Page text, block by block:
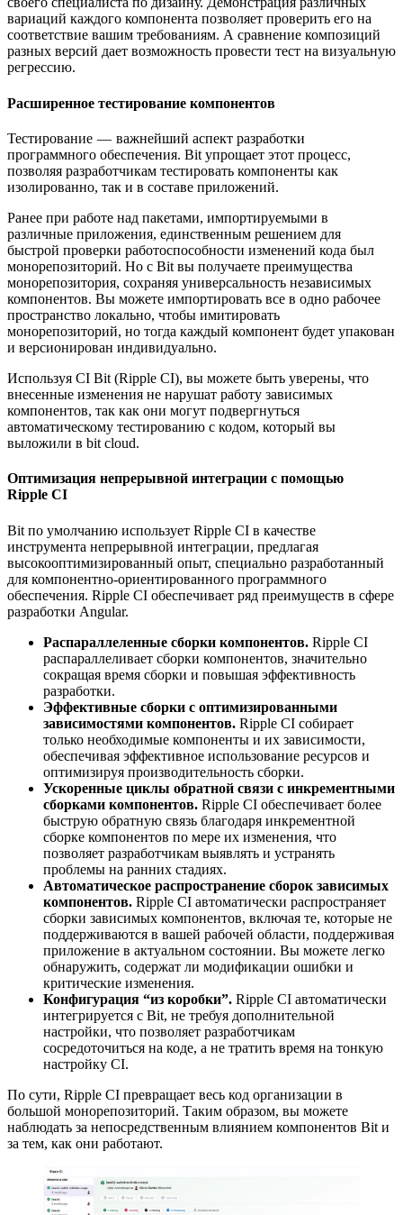
вариаций каждого компонента позволяет проверить его на
соответствие вашим требованиям. А сравнение композиций
разных версий дает возможность провести тест на визуальную
регрессию.
Расширенное тестирование компонентов
Тестирование — важнейший аспект разработки
программного обеспечения. Bit упрощает этот процесс,
позволяя разработчикам тестировать компоненты как
изолированно, так и в составе приложений.
Ранее при работе над пакетами, импортируемыми в
различные приложения, единственным решением для
быстрой проверки работоспособности изменений кода был
монорепозиторий. Но с Bit вы получаете преимущества
монорепозитория, сохраняя универсальность независимых
компонентов. Вы можете импортировать все в одно рабочее
пространство локально, чтобы имитировать
монорепозиторий, но тогда каждый компонент будет упакован
и версионирован индивидуально.
Используя CI Bit (Ripple CI), вы можете быть уверены, что
внесенные изменения не нарушат работу зависимых
компонентов, так как они могут подвергнуться
автоматическому тестированию с кодом, который вы
выложили в bit cloud.
Оптимизация непрерывной интеграции с помощью
Ripple CI
Bit по умолчанию использует Ripple CI в качестве
инструмента непрерывной интеграции, предлагая
высокооптимизированный опыт, специально разработанный
для компонентно-ориентированного программного
обеспечения. Ripple CI обеспечивает ряд преимуществ в сфере
разработки Angular.
Распараллеленные сборки компонентов. Ripple CI
распараллеливает сборки компонентов, значительно
сокращая время сборки и повышая эффективность
разработки.
Эффективные сборки с оптимизированными
зависимостями компонентов. Ripple CI собирает
только необходимые компоненты и их зависимости,
обеспечивая эффективное использование ресурсов и
оптимизируя производительность сборки.
Ускоренные циклы обратной связи с инкрементными
сборками компонентов. Ripple CI обеспечивает более
быструю обратную связь благодаря инкрементной
сборке компонентов по мере их изменения, что
позволяет разработчикам выявлять и устранять
проблемы на ранних стадиях.
Автоматическое распространение сборок зависимых
компонентов. Ripple CI автоматически распространяет
сборки зависимых компонентов, включая те, которые не
поддерживаются в вашей рабочей области, поддерживая
приложение в актуальном состоянии. Вы можете легко
обнаружить, содержат ли модификации ошибки и
критические изменения.
Конфигурация “из коробки”. Ripple CI автоматически
интегрируется с Bit, не требуя дополнительной
настройки, что позволяет разработчикам
сосредоточиться на коде, а не тратить время на тонкую
настройку CI.
По сути, Ripple CI превращает весь код организации в
большой монорепозиторий. Таким образом, вы можете
наблюдать за непосредственным влиянием компонентов Bit и
за тем, как они работают.